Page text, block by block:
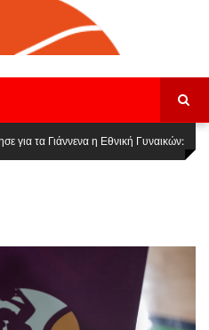
Καβάλας στην Women Basketball
για τα Γιάννενα η Εθνική Γυναικών: